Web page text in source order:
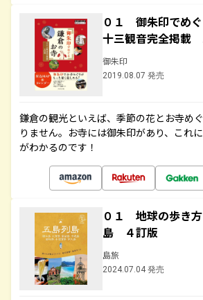
０１ 御朱印でめ
十三観音完全掲載
御朱印
2019.08.07 発売
鎌倉の観光といえば、季節の花とお寺め
りません。お寺には御朱印があり、これ
がわかるのです！
０１ 地球の歩き
島 ４訂版
島旅
2024.07.04 発売